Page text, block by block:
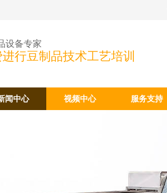
设备专家
行豆制品技术工艺培训
闻中心 视频中心 服务支持